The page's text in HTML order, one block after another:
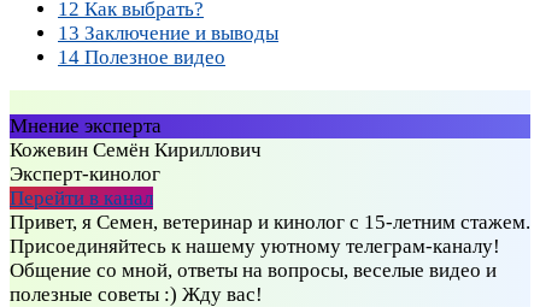
12 Как выбрать?
13 Заключение и выводы
14 Полезное видео
Мнение эксперта
Кожевин Семён Кириллович
Эксперт-кинолог
Перейти в канал
Привет, я Семен, ветеринар и кинолог с 15-летним стажем.
Присоединяйтесь к нашему уютному телеграм-каналу!
Общение со мной, ответы на вопросы, веселые видео и
полезные советы :) Жду вас!